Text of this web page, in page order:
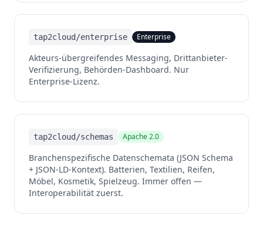
tap2cloud/enterprise Enterprise
Akteurs-übergreifendes Messaging, Drittanbieter-
Verifizierung, Behörden-Dashboard. Nur
Enterprise-Lizenz.
tap2cloud/schemas Apache 2.0
Branchenspezifische Datenschemata (JSON Schema
+ JSON-LD-Kontext). Batterien, Textilien, Reifen,
Möbel, Kosmetik, Spielzeug. Immer offen —
Interoperabilität zuerst.